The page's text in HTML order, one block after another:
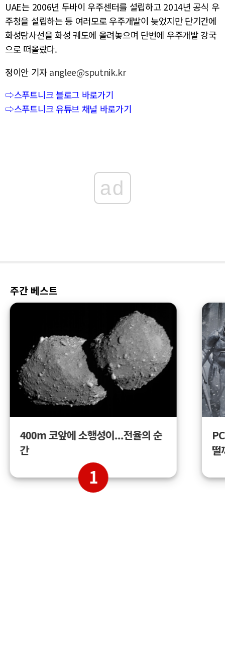
UAE는 2006년 두바이 우주센터를 설립하고 2014년 공식 우
주청을 설립하는 등 여러모로 우주개발이 늦었지만 단기간에
화성탐사선을 화성 궤도에 올려놓으며 단번에 우주개발 강국
으로 떠올랐다.
정이안 기자 anglee@sputnik.kr
⇨스푸트니크 블로그 바로가기
⇨스푸트니크 유튜브 채널 바로가기
ad
주간 베스트
400m 코앞에 소행성이...전율의 순
간
1
떨